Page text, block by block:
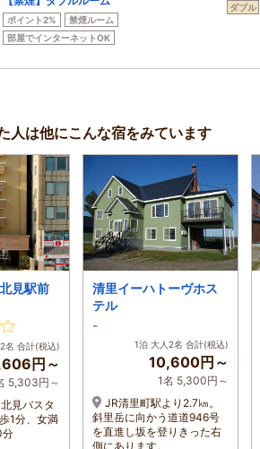
ポイント2%
禁煙ルーム
部屋でインターネットOK
ダブル
人は他にこんな宿をみています
見駅前
名 合計(税込)
円～
5,303円～
見バスタ
1分、女満
分
清里イーハトーヴホス
テル
-
1泊 大人2名 合計(税込)
10,600円～
1名 5,300円～
JR清里町駅より2.7㎞。
斜里岳に向かう道道946号
を直進し坂を登りきった右
側にあります。